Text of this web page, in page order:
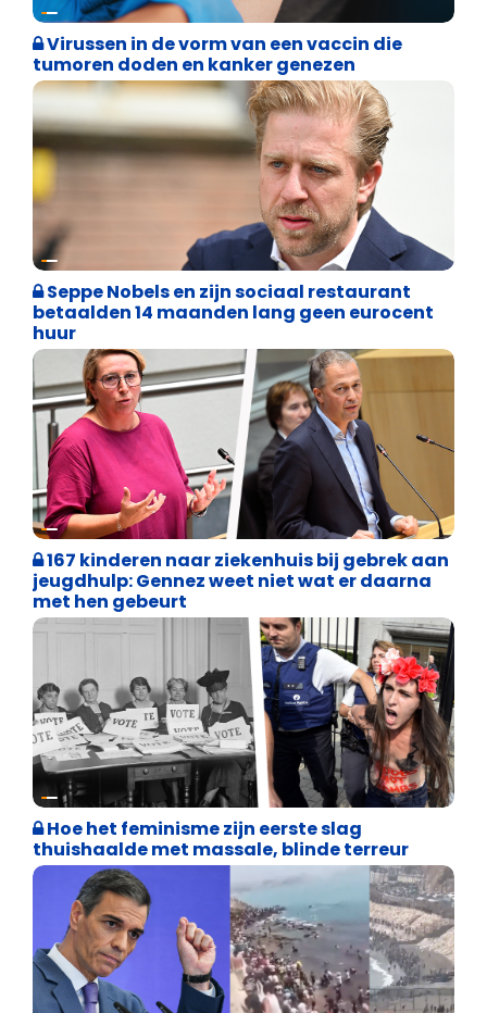
Weekblad 't Pallieterke
Virussen in de vorm van een vaccin die
tumoren doden en kanker genezen
Binnenland politiek
Seppe Nobels en zijn sociaal restaurant
betaalden 14 maanden lang geen eurocent
huur
Binnenland politiek
167 kinderen naar ziekenhuis bij gebrek aan
jeugdhulp: Gennez weet niet wat er daarna
met hen gebeurt
Cultuuroorlog
Hoe het feminisme zijn eerste slag
thuishaalde met massale, blinde terreur